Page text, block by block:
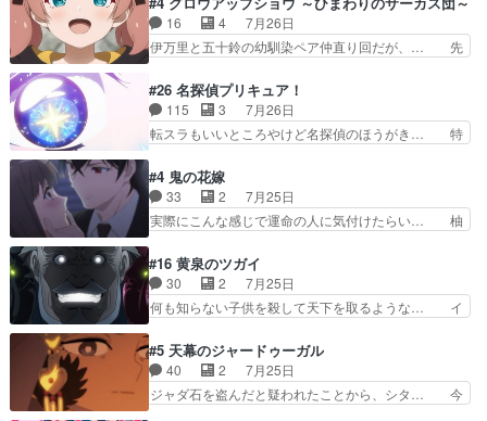
に、ララは何を思うのだ… 息をするかのように3
話まで視聴。2026… ララの王子様探しが本格的
に動き出した回。…
倒見るのが1番大変そう糸は誰とでも… 源くんを
甘えさせるまでの糸と周りの出来事… 源くん、甘
えちゃうぞ宣言。思ったよりラブ… 糸ちゃんのま
目的を忘れてますますヤング… でも央太と親しく
するのは嫌。世話を拒んで… ゴメス（カエル）外
で散歩させてたのか(*…
16 4
7月26日
伊万里と五十鈴の幼馴染ペア仲直り回だが、… 先
や、これ素晴らしいコメディアニメだな。… 水着
回なのにビキニじゃない！これは時代背… 今回は
推しの吾野伊万里ちゃん担当回。これ… 伊万里さ
んの手品回であり水着回ね。瑞佳ち… 売り上げが
タ教育のせいで瑞佳がヒモカス… 伊万里ちゃんの
人前での苦手意識を抱えなが… 第４話をｄアニメ
ストアで視聴しました。視…
#26 名探偵プリキュア！
115 3
7月26日
転スラもいいところやけど名探偵のほうがき… 特
なはプリキュア仲間には自分が未来から… の活
躍、敵を圧倒ってのはおおよその流れだ… キュア
エクレール初変身＆初戦闘。プリキュ… キュアエ
クレールは強いが力を制御できない… キュアエク
ッコロで始まってちょっ… バカおもろいやん
www実質まどマギやんけ… しかも実質的にエク
レールが倒したビルであ…
#4 鬼の花嫁
33 2
7月25日
実際にこんな感じで運命の人に気付けたらい… 柚
の花嫁は一見すると甘い夢、理想の天国… 玲夜さ
んのご両親の登場ですこの世に数多い… 玲夜のお
父さんが石田彰だったことに驚きを… 主人公自分
の立場わかって無さすぎやしまた… ヨミツガと
子にも優しいし可愛いしこの… ユキノさんから玲
夜の父親の話で、そのイメ… あやかしの頂点に立
つ鬼龍院家の現当主が息…
#16 黄泉のツガイ
30 2
7月25日
何も知らない子供を殺して天下を取るような… イ
いバトル回の最後に、予想外の引きシン… これっ
て作者が描きたいのは"ユルの物語"… デラさんの
秘密がちょっとわかった回、正直… 左さんと刀持
ちさんが対決♪あとどこぞのじ… 何処も彼処も言
#5 天幕のジャードゥーガル
40 2
7月25日
ジャダ石を盗んだと疑われたことから、シタ… 今